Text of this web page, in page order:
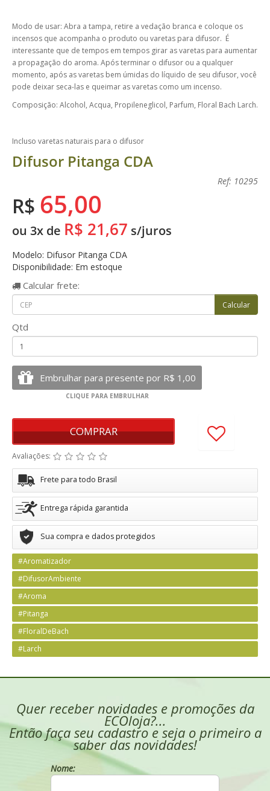
Modo de usar: Abra a tampa, retire a vedação branca e coloque os
incensos que acompanha o produto ou varetas para difusor. É
interessante que de tempos em tempos girar as varetas para aumentar
a propagação do aroma. Após terminar o difusor ou a qualquer
momento, após as varetas bem úmidas do líquido de seu difusor, você
pode deixar seca-las e queimar as varetas como um incenso.
Composição: Alcohol, Acqua, Propileneglicol, Parfum, Floral Bach Larch.
Incluso varetas naturais para o difusor
Difusor Pitanga CDA
Ref: 10295
R$ 65,00
ou 3x de R$ 21,67 s/juros
Modelo: Difusor Pitanga CDA
Disponibilidade: Em estoque
Calcular frete:
Qtd
COMPRAR
Avaliações:
Frete para todo Brasil
Entrega rápida garantida
Sua compra e dados protegidos
#Aromatizador
#DifusorAmbiente
#Aroma
#Pitanga
#FloralDeBach
#Larch
Quer receber novidades e promoções da
ECOloja?...
Então faça seu cadastro e seja o primeiro a
saber das novidades!
Nome: